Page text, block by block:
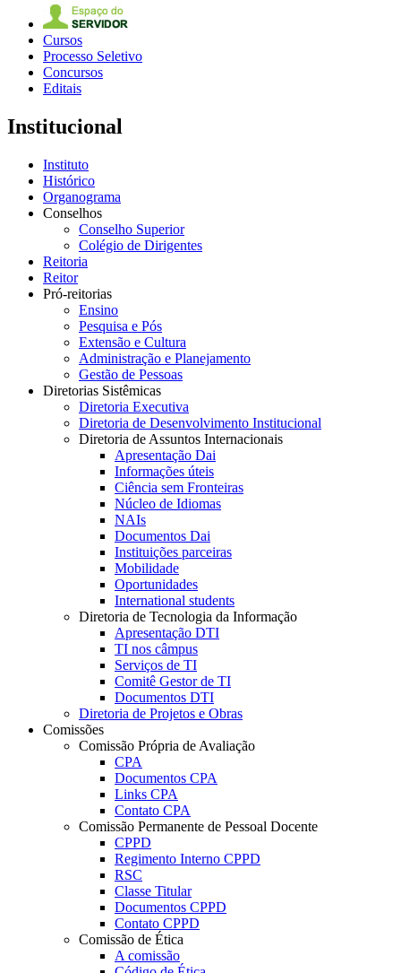
Cursos
Processo Seletivo
Concursos
Editais
Institucional
Instituto
Histórico
Organograma
Conselhos
Conselho Superior
Colégio de Dirigentes
Reitoria
Reitor
Pró-reitorias
Ensino
Pesquisa e Pós
Extensão e Cultura
Administração e Planejamento
Gestão de Pessoas
Diretorias Sistêmicas
Diretoria Executiva
Diretoria de Desenvolvimento Institucional
Diretoria de Assuntos Internacionais
Apresentação Dai
Informações úteis
Ciência sem Fronteiras
Núcleo de Idiomas
NAIs
Documentos Dai
Instituições parceiras
Mobilidade
Oportunidades
International students
Diretoria de Tecnologia da Informação
Apresentação DTI
TI nos câmpus
Serviços de TI
Comitê Gestor de TI
Documentos DTI
Diretoria de Projetos e Obras
Comissões
Comissão Própria de Avaliação
CPA
Documentos CPA
Links CPA
Contato CPA
Comissão Permanente de Pessoal Docente
CPPD
Regimento Interno CPPD
RSC
Classe Titular
Documentos CPPD
Contato CPPD
Comissão de Ética
A comissão